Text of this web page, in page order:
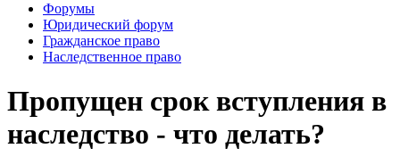
Форумы
Юридический форум
Гражданское право
Наследственное право
Пропущен срок вступления в
наследство - что делать?